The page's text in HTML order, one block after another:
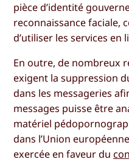
pièce d’identité
reconnaissance faciale,
d’utiliser les services en
En outre, de nombreux
exigent la suppression
dans les messageries
messages puisse être
matériel
dans l’Union
exercée en faveur du